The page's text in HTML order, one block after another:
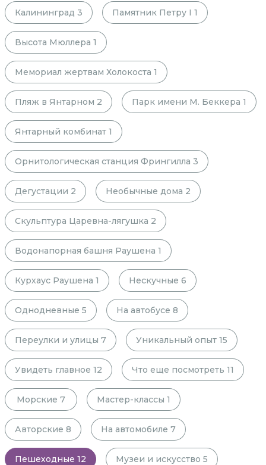
Калининград 3 Памятник Петру I 1
Высота Мюллера 1
Мемориал жертвам Холокоста 1
Пляж в Янтарном 2 Парк имени М. Беккера 1
Янтарный комбинат 1
Орнитологическая станция Фрингилла 3
Дегустации 2 Необычные дома 2
Скульптура Царевна-лягушка 2
Водонапорная башня Раушена 1
Курхаус Раушена 1 Нескучные 6
Однодневные 5 На автобусе 8
Переулки и улицы 7 Уникальный опыт 15
Увидеть главное 12 Что еще посмотреть 11
Морские 7 Мастер-классы 1
Авторские 8 На автомобиле 7
Пешеходные 12 Музеи и искусство 5